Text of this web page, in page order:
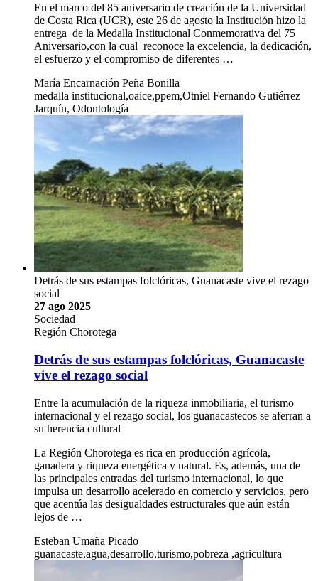
En el marco del 85 aniversario de creación de la Universidad
de Costa Rica (UCR), este 26 de agosto la Institución hizo la
entrega de la Medalla Institucional Conmemorativa del 75
Aniversario,con la cual reconoce la excelencia, la dedicación,
el esfuerzo y el compromiso de diferentes …
María Encarnación Peña Bonilla
medalla institucional,oaice,ppem,Otniel Fernando Gutiérrez
Jarquín, Odontología
Detrás de sus estampas folclóricas, Guanacaste vive el rezago
social
27 ago 2025
Sociedad
Región Chorotega
Detrás de sus estampas folclóricas, Guanacaste
vive el rezago social
Entre la acumulación de la riqueza inmobiliaria, el turismo
internacional y el rezago social, los guanacastecos se aferran a
su herencia cultural
La Región Chorotega es rica en producción agrícola,
ganadera y riqueza energética y natural. Es, además, una de
las principales entradas del turismo internacional, lo que
impulsa un desarrollo acelerado en comercio y servicios, pero
que acentúa las desigualdades estructurales que aún están
lejos de …
Esteban Umaña Picado
guanacaste,agua,desarrollo,turismo,pobreza ,agricultura